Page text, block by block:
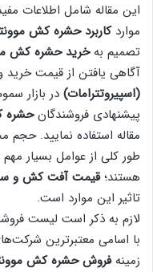
این مقاله شامل اطلاعات
مواردکاربرد حشره کش
تصمیم بهخرید حشره کش
آگاهی یافتن از قیمت
(اسپیروتترامات) در بازار
پیشنهادی فروشندگانحشره
مقاله استفاده نمایید.
طور کلی از عوامل بسیار
هستند؛قیمت آفت کش و سم
تاثیر این موارد است.
لازم به ذکر است لیست
با اسامی معتبرترین
زمینهفروش حشره کش